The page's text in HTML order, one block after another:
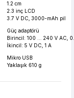
1.2 cm
2.3 inç LCD
3.7 V DC, 3000-mAh pil
Güç adaptörü
Birincil: 100 … 240 V AC,
İkincil: 5 V DC, 1 A
Mikro USB
Yaklaşık 610 g